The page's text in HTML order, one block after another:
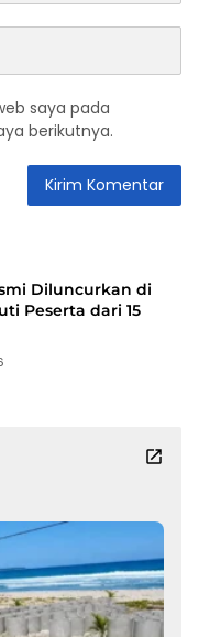
saya pada
berikutnya.
Diluncurkan di
Peserta dari 15